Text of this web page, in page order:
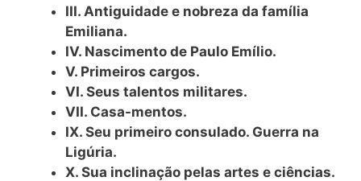
III. Antiguidade e nobreza da família
Emiliana.
IV. Nascimento de Paulo Emílio.
V. Primeiros cargos.
VI. Seus talentos militares.
VII. Casa-mentos.
IX. Seu primeiro consulado. Guerra na
Ligúria.
X. Sua inclinação pelas artes e ciências.